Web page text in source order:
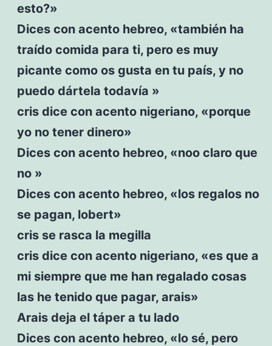
esto?»
Dices con acento hebreo, «también ha
traído comida para ti, pero es muy
picante como os gusta en tu país, y no
puedo dártela todavía »
cris dice con acento nigeriano, «porque
yo no tener dinero»
Dices con acento hebreo, «noo claro que
no »
Dices con acento hebreo, «los regalos no
se pagan, lobert»
cris se rasca la megilla
cris dice con acento nigeriano, «es que a
mi siempre que me han regalado cosas
las he tenido que pagar, arais»
Arais deja el táper a tu lado
Dices con acento hebreo, «lo sé, pero